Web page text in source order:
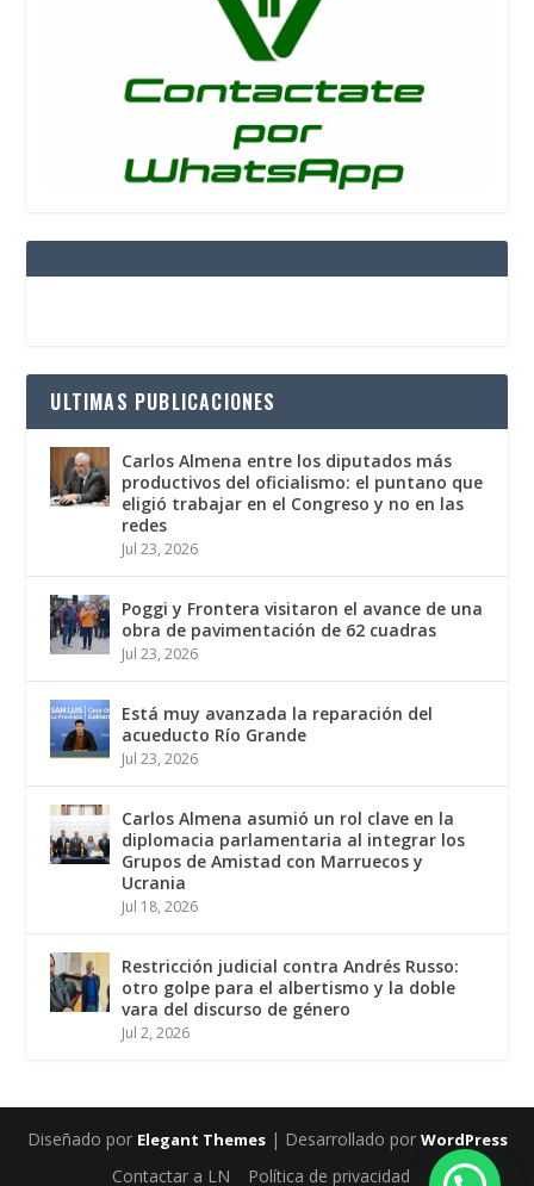
ULTIMAS PUBLICACIONES
Carlos Almena entre los diputados más
productivos del oficialismo: el puntano que
eligió trabajar en el Congreso y no en las
redes
Jul 23, 2026
Poggi y Frontera visitaron el avance de una
obra de pavimentación de 62 cuadras
Jul 23, 2026
Está muy avanzada la reparación del
acueducto Río Grande
Jul 23, 2026
Carlos Almena asumió un rol clave en la
diplomacia parlamentaria al integrar los
Grupos de Amistad con Marruecos y
Ucrania
Jul 18, 2026
Restricción judicial contra Andrés Russo:
otro golpe para el albertismo y la doble
vara del discurso de género
Jul 2, 2026
Diseñado por Elegant Themes| Desarrollado por WordPress
Contactar a LN Política de privacidad